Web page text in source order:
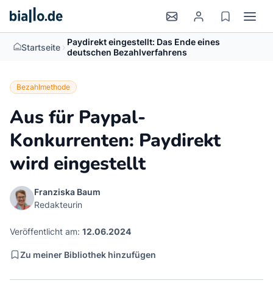
Startseite > Paydirekt eingestellt: Das Ende eines
deutschen Bezahlverfahrens
Bezahlmethode
Aus für Paypal-
Konkurrenten: Paydirekt
wird eingestellt
Franziska Baum
Redakteurin
Veröffentlicht am: 12.06.2024
Zu meiner Bibliothek hinzufügen